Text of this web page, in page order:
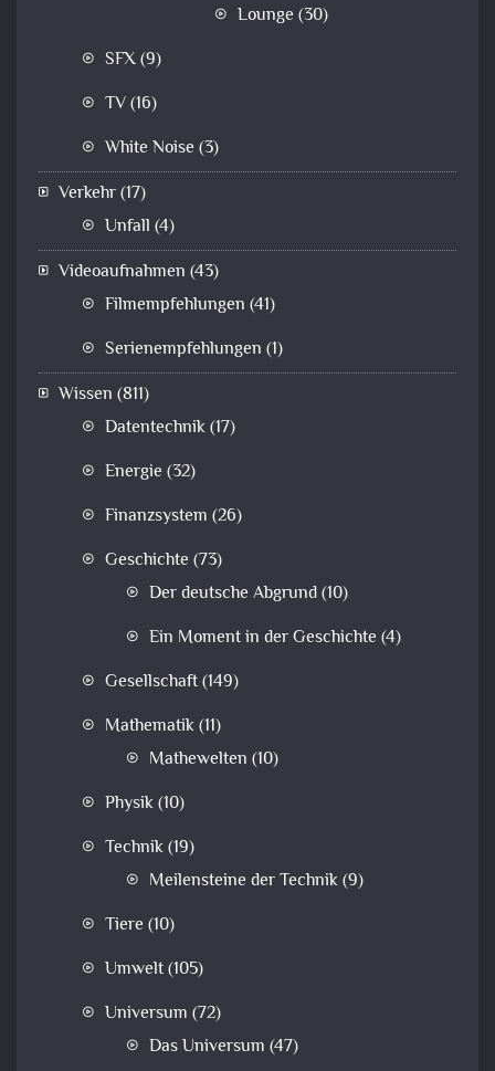
Lounge (30)
SFX(9)
TV(16)
White Noise (3)
Verkehr(17)
Unfall (4)
Videoaufnahmen (43)
Filmempfehlungen (41)
Serienempfehlungen (1)
Wissen (811)
Datentechnik(17)
Energie (32)
Finanzsystem (26)
Geschichte (73)
Der deutsche Abgrund(10)
Ein Moment in der Geschichte (4)
Gesellschaft(149)
Mathematik(11)
Mathewelten (10)
Physik(10)
Technik(19)
Meilensteine der Technik(9)
Tiere (10)
Umwelt(105)
Universum (72)
Das Universum (47)